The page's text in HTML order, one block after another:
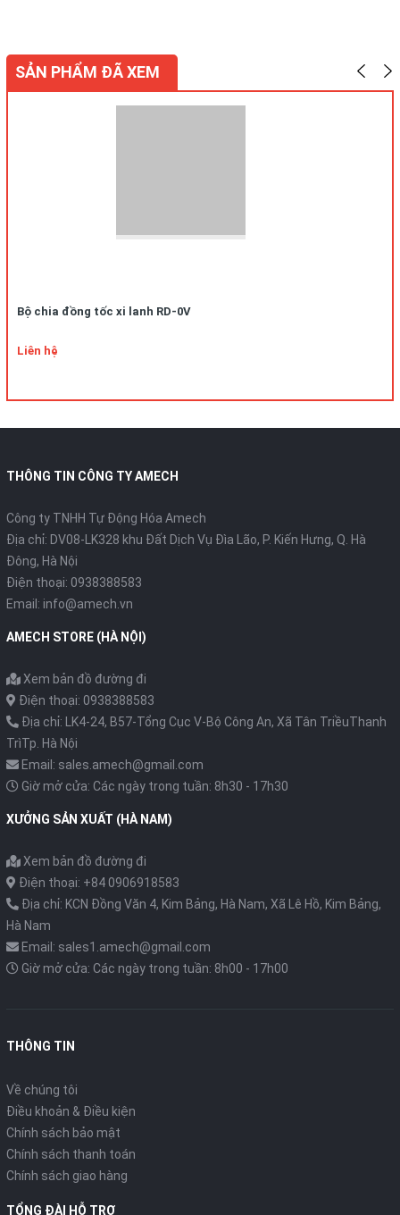
SẢN PHẨM ĐÃ XEM
Bộ chia đồng tốc xi lanh RD-0V
Liên hệ
THÔNG TIN CÔNG TY AMECH
Công ty TNHH Tự Động Hóa Amech
Địa chỉ: DV08-LK328 khu Đất Dịch Vụ Đìa Lão, P. Kiến Hưng, Q. Hà
Đông, Hà Nội
Điện thoại: 0938388583
Email: info@amech.vn
AMECH STORE (HÀ NỘI)
Xem bản đồ đường đi
Điện thoại: 0938388583
Địa chỉ: LK4-24, B57-Tổng Cục V-Bộ Công An, Xã Tân TriềuThanh
TrìTp. Hà Nội
Email: sales.amech@gmail.com
Giờ mở cửa: Các ngày trong tuần: 8h30 - 17h30
XƯỞNG SẢN XUẤT (HÀ NAM)
Xem bản đồ đường đi
Điện thoại: +84 0906918583
Địa chỉ: KCN Đồng Văn 4, Kim Bảng, Hà Nam, Xã Lê Hồ, Kim Bảng,
Hà Nam
Email: sales1.amech@gmail.com
Giờ mở cửa: Các ngày trong tuần: 8h00 - 17h00
THÔNG TIN
Về chúng tôi
Điều khoản & Điều kiện
Chính sách bảo mật
Chính sách thanh toán
Chính sách giao hàng
TỔNG ĐÀI HỖ TRỢ